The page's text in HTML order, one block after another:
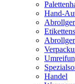
Hand-
Handel